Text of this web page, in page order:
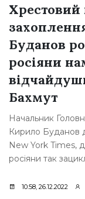
Хрестовий
Буданов
росіяни
Бахмут
Начальник
Кирило Буданов
New York Times,
росіяни так
10:58, 26.12.2022